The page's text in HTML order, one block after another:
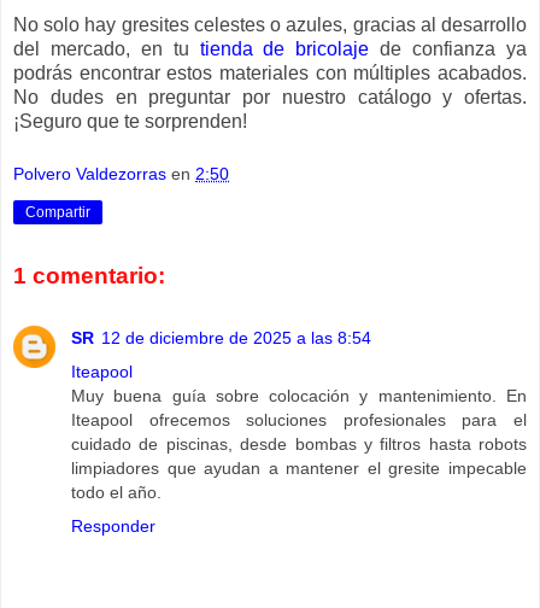
No solo hay gresites celestes o azules, gracias al desarrollo
del mercado, en tu tienda de bricolajede confianza ya
podrás encontrar estos materiales con múltiples acabados.
No dudes en preguntar por nuestro catálogo y ofertas.
¡Seguro que te sorprenden!
Polvero Valdezorras en 2:50
Compartir
1 comentario:
SR 12 de diciembre de 2025 a las 8:54
Iteapool
Muy buena guía sobre colocación y mantenimiento. En
Iteapool ofrecemos soluciones profesionales para el
cuidado de piscinas, desde bombas y filtros hasta robots
limpiadores que ayudan a mantener el gresite impecable
todo el año.
Responder